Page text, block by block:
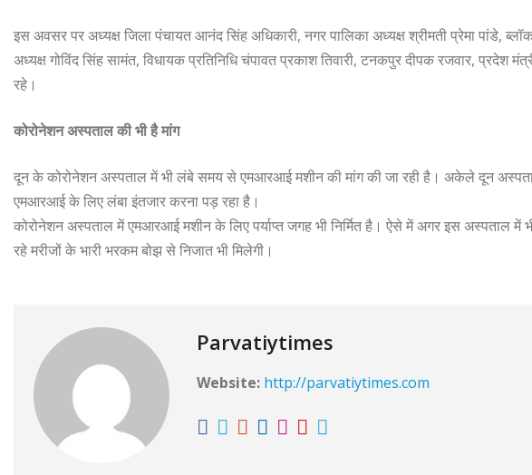
इस अवसर पर अध्यक्ष जिला पंचायत आनंद सिंह अधिकारी, नगर पालिका अध्यक्ष श्रीमती प्रेमा पांडे,
अध्यक्ष गोविंद सिंह सामंत, विधायक प्रतिनिधि चंपावत प्रकाश तिवारी, टनकपुर दीपक रजवार, प्रदेश
रहे।
कोरोनेशन अस्पताल की भी है मांग
दून के कोरोनेशन अस्पताल में भी लंबे समय से एमआरआई मशीन की मांग की जा रही है। अकेले दून
एमआरआई के लिए लंबा इंतजार करना पड़ रहा है।
कोरोनेशन अस्पताल में एमआरआई मशीन के लिए पर्याप्त जगह भी निर्मित है। ऐसे में अगर इस अस्पताल
रहे मरीजों के भारी भरकम बोझ से निजात भी मिलेगी।
Parvatiytimes
Website: http://parvatiytimes.com